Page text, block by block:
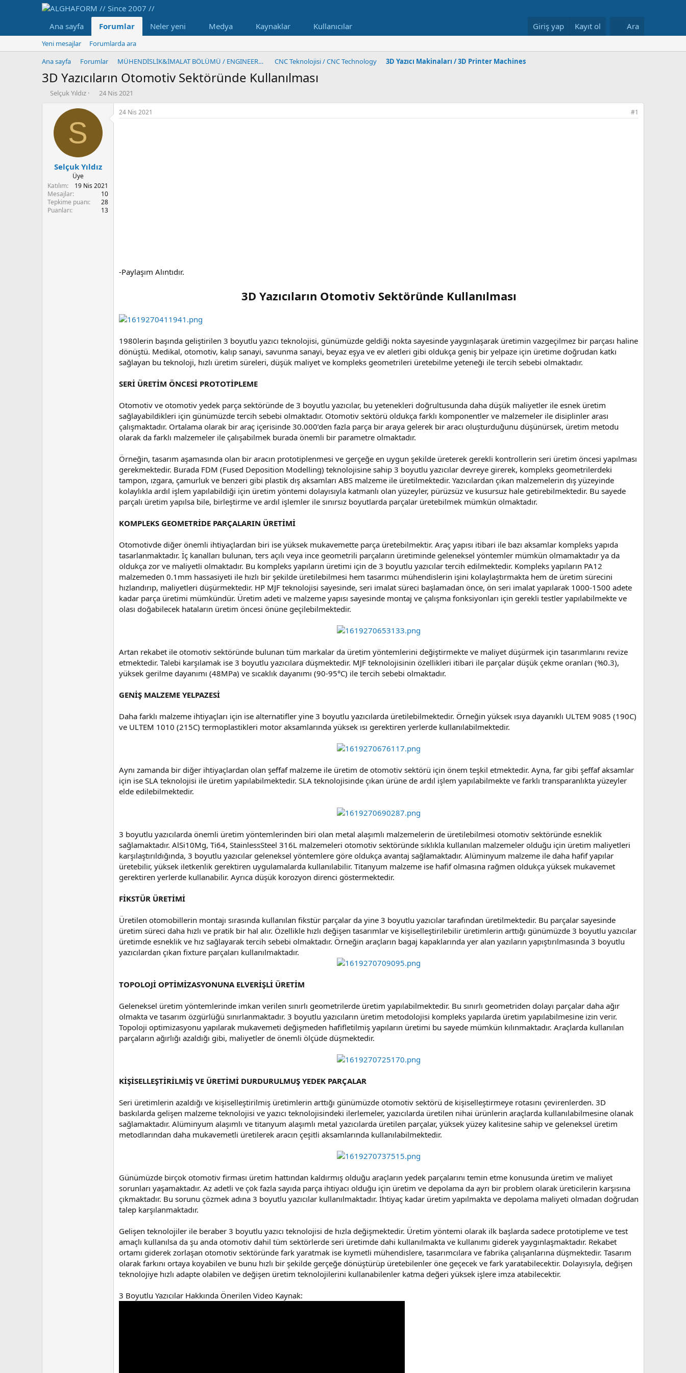
Ana sayfa Forumlar Neler yeni Medya Kaynaklar Kullanıcılar Giriş yap Kayıt ol Ara
Yeni mesajlar
Forumlarda ara
Ana sayfa
Forumlar MÜHENDİSLİK&İMALAT BÖLÜMÜ / ENGINEERING&MANUFACT CNC Teknolojisi / CNC Technology 3D Yazıcı Makinaları / 3D Printer Machines
3D Yazıcıların Otomotiv Sektöründe Kullanılması
K
l
a
t
a
Selçuk Yıldız
B
l
a
n
g
ç
a
h
24 Nis 2021
S
Selçuk Yıldız
Üye
Katılım
19 Nis 2021
Mesajlar
10
Tepkime puanı
28
Puanları
13
24 Nis 2021 #1
-Paylaşım Alıntıdır.
3D Yazıcıların Otomotiv Sektöründe Kullanılması
1980lerin başında geliştirilen 3 boyutlu yazıcı teknolojisi, günümüzde geldiği nokta sayesinde yaygınlaşarak üretimin vazgeçilmez bir parçası haline
dönüştü. Medikal, otomotiv, kalıp sanayi, savunma sanayi, beyaz eşya ve ev aletleri gibi oldukça geniş bir yelpaze için üretime doğrudan katkı
sağlayan bu teknoloji, hızlı üretim süreleri, düşük maliyet ve kompleks geometrileri üretebilme yeteneği ile tercih sebebi olmaktadır.
SERİ ÜRETİM ÖNCESİ PROTOTİPLEME
Otomotiv ve otomotiv yedek parça sektöründe de 3 boyutlu yazıcılar, bu yetenekleri doğrultusunda daha düşük maliyetler ile esnek üretim
sağlayabildikleri için günümüzde tercih sebebi olmaktadır. Otomotiv sektörü oldukça farklı komponentler ve malzemeler ile disiplinler arası
çalışmaktadır. Ortalama olarak bir araç içerisinde 30.000’den fazla parça bir araya gelerek bir aracı oluşturduğunu düşünürsek, üretim metodu
olarak da farklı malzemeler ile çalışabilmek burada önemli bir parametre olmaktadır.
Örneğin, tasarım aşamasında olan bir aracın prototiplenmesi ve gerçeğe en uygun şekilde üreterek gerekli kontrollerin seri üretim öncesi yapılması
gerekmektedir. Burada FDM (Fused Deposition Modelling) teknolojisine sahip 3 boyutlu yazıcılar devreye girerek, kompleks geometrilerdeki
tampon, ızgara, çamurluk ve benzeri gibi plastik dış aksamları ABS malzeme ile üretilmektedir. Yazıcılardan çıkan malzemelerin dış yüzeyinde
kolaylıkla ardıl işlem yapılabildiği için üretim yöntemi dolayısıyla katmanlı olan yüzeyler, pürüzsüz ve kusursuz hale getirebilmektedir. Bu sayede
parçalı üretim yapılsa bile, birleştirme ve ardıl işlemler ile sınırsız boyutlarda parçalar üretebilmek mümkün olmaktadır.
KOMPLEKS GEOMETRİDE PARÇALARIN ÜRETİMİ
Otomotivde diğer önemli ihtiyaçlardan biri ise yüksek mukavemette parça üretebilmektir. Araç yapısı itibari ile bazı aksamlar kompleks yapıda
tasarlanmaktadır. İç kanalları bulunan, ters açılı veya ince geometrili parçaların üretiminde geleneksel yöntemler mümkün olmamaktadır ya da
oldukça zor ve maliyetli olmaktadır. Bu kompleks yapıların üretimi için de 3 boyutlu yazıcılar tercih edilmektedir. Kompleks yapıların PA12
malzemeden 0.1mm hassasiyeti ile hızlı bir şekilde üretilebilmesi hem tasarımcı mühendislerin işini kolaylaştırmakta hem de üretim sürecini
hızlandırıp, maliyetleri düşürmektedir. HP MJF teknolojisi sayesinde, seri imalat süreci başlamadan önce, ön seri imalat yapılarak 1000-1500 adete
kadar parça üretimi mümkündür. Üretim adeti ve malzeme yapısı sayesinde montaj ve çalışma fonksiyonları için gerekli testler yapılabilmekte ve
olası doğabilecek hataların üretim öncesi önüne geçilebilmektedir.
Artan rekabet ile otomotiv sektöründe bulunan tüm markalar da üretim yöntemlerini değiştirmekte ve maliyet düşürmek için tasarımlarını revize
etmektedir. Talebi karşılamak ise 3 boyutlu yazıcılara düşmektedir. MJF teknolojisinin özellikleri itibari ile parçalar düşük çekme oranları (%0.3),
yüksek gerilme dayanımı (48MPa) ve sıcaklık dayanımı (90-95°C) ile tercih sebebi olmaktadır.
GENİŞ MALZEME YELPAZESİ
Daha farklı malzeme ihtiyaçları için ise alternatifler yine 3 boyutlu yazıcılarda üretilebilmektedir. Örneğin yüksek ısıya dayanıklı ULTEM 9085 (190C)
ve ULTEM 1010 (215C) termoplastikleri motor aksamlarında yüksek ısı gerektiren yerlerde kullanılabilmektedir.
Aynı zamanda bir diğer ihtiyaçlardan olan şeffaf malzeme ile üretim de otomotiv sektörü için önem teşkil etmektedir. Ayna, far gibi şeffaf aksamlar
için ise SLA teknolojisi ile üretim yapılabilmektedir. SLA teknolojisinde çıkan ürüne de ardıl işlem yapılabilmekte ve farklı transparanlıkta yüzeyler
elde edilebilmektedir.
3 boyutlu yazıcılarda önemli üretim yöntemlerinden biri olan metal alaşımlı malzemelerin de üretilebilmesi otomotiv sektöründe esneklik
sağlamaktadır. AlSi10Mg, Ti64, StainlessSteel 316L malzemeleri otomotiv sektöründe sıklıkla kullanılan malzemeler olduğu için üretim maliyetleri
karşılaştırıldığında, 3 boyutlu yazıcılar geleneksel yöntemlere göre oldukça avantaj sağlamaktadır. Alüminyum malzeme ile daha hafif yapılar
üretebilir, yüksek iletkenlik gerektiren uygulamalarda kullanılabilir. Titanyum malzeme ise hafif olmasına rağmen oldukça yüksek mukavemet
gerektiren yerlerde kullanabilir. Ayrıca düşük korozyon direnci göstermektedir.
FİKSTÜR ÜRETİMİ
Üretilen otomobillerin montajı sırasında kullanılan fikstür parçalar da yine 3 boyutlu yazıcılar tarafından üretilmektedir. Bu parçalar sayesinde
üretim süreci daha hızlı ve pratik bir hal alır. Özellikle hızlı değişen tasarımlar ve kişiselleştirilebilir üretimlerin arttığı günümüzde 3 boyutlu yazıcılar
üretimde esneklik ve hız sağlayarak tercih sebebi olmaktadır. Örneğin araçların bagaj kapaklarında yer alan yazıların yapıştırılmasında 3 boyutlu
yazıcılardan çıkan fixture parçaları kullanılmaktadır.
TOPOLOJİ OPTİMİZASYONUNA ELVERİŞLİ ÜRETİM
Geleneksel üretim yöntemlerinde imkan verilen sınırlı geometrilerde üretim yapılabilmektedir. Bu sınırlı geometriden dolayı parçalar daha ağır
olmakta ve tasarım özgürlüğü sınırlanmaktadır. 3 boyutlu yazıcıların üretim metodolojisi kompleks yapılarda üretim yapılabilmesine izin verir.
Topoloji optimizasyonu yapılarak mukavemeti değişmeden hafifletilmiş yapıların üretimi bu sayede mümkün kılınmaktadır. Araçlarda kullanılan
parçaların ağırlığı azaldığı gibi, maliyetler de önemli ölçüde düşmektedir.
KİŞİSELLEŞTİRİLMİŞ VE ÜRETİMİ DURDURULMUŞ YEDEK PARÇALAR
Seri üretimlerin azaldığı ve kişiselleştirilmiş üretimlerin arttığı günümüzde otomotiv sektörü de kişiselleştirmeye rotasını çevirenlerden. 3D
baskılarda gelişen malzeme teknolojisi ve yazıcı teknolojisindeki ilerlemeler, yazıcılarda üretilen nihai ürünlerin araçlarda kullanılabilmesine olanak
sağlamaktadır. Alüminyum alaşımlı ve titanyum alaşımlı metal yazıcılarda üretilen parçalar, yüksek yüzey kalitesine sahip ve geleneksel üretim
metodlarından daha mukavemetli üretilerek aracın çeşitli aksamlarında kullanılabilmektedir.
Günümüzde birçok otomotiv firması üretim hattından kaldırmış olduğu araçların yedek parçalarını temin etme konusunda üretim ve maliyet
sorunları yaşamaktadır. Az adetli ve çok fazla sayıda parça ihtiyacı olduğu için üretim ve depolama da ayrı bir problem olarak üreticilerin karşısına
çıkmaktadır. Bu sorunu çözmek adına 3 boyutlu yazıcılar kullanılmaktadır. İhtiyaç kadar üretim yapılmakta ve depolama maliyeti olmadan doğrudan
talep karşılanmaktadır.
Gelişen teknolojiler ile beraber 3 boyutlu yazıcı teknolojisi de hızla değişmektedir. Üretim yöntemi olarak ilk başlarda sadece prototipleme ve test
amaçlı kullanılsa da şu anda otomotiv dahil tüm sektörlerde seri üretimde dahi kullanılmakta ve kullanımı giderek yaygınlaşmaktadır. Rekabet
ortamı giderek zorlaşan otomotiv sektöründe fark yaratmak ise kıymetli mühendislere, tasarımcılara ve fabrika çalışanlarına düşmektedir. Tasarım
olarak farkını ortaya koyabilen ve bunu hızlı bir şekilde gerçeğe dönüştürüp üretebilenler öne geçecek ve fark yaratabilecektir. Dolayısıyla, değişen
teknolojiye hızlı adapte olabilen ve değişen üretim teknolojilerini kullanabilenler katma değeri yüksek işlere imza atabilecektir.
3 Boyutlu Yazıcılar Hakkında Önerilen Video Kaynak: